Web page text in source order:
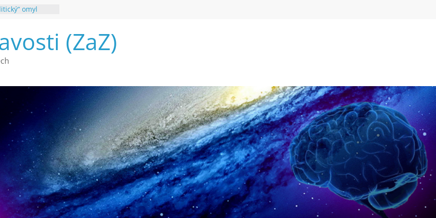
omyl
webu Záhady
vymírání na
(ZaZ)